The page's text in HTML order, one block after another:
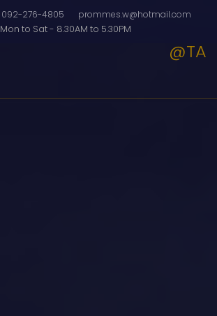
092-276-4805
prommes.w@hotmail.com
Mon to Sat - 8.30AM to 5.30PM
@TA